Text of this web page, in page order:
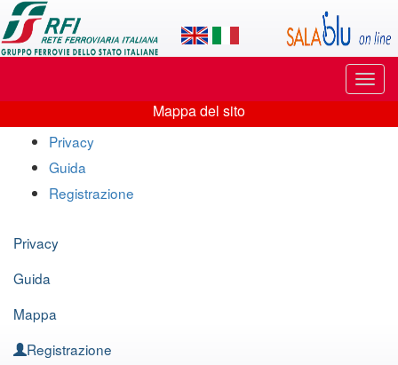
Applicazione
SalaBlu
Online
di
Rete
Ferroviaria
Italiana
di
Mappa
sito
Mappa del sito
Privacy
Guida
Registrazione
Privacy
Guida
Mappa
Registrazione